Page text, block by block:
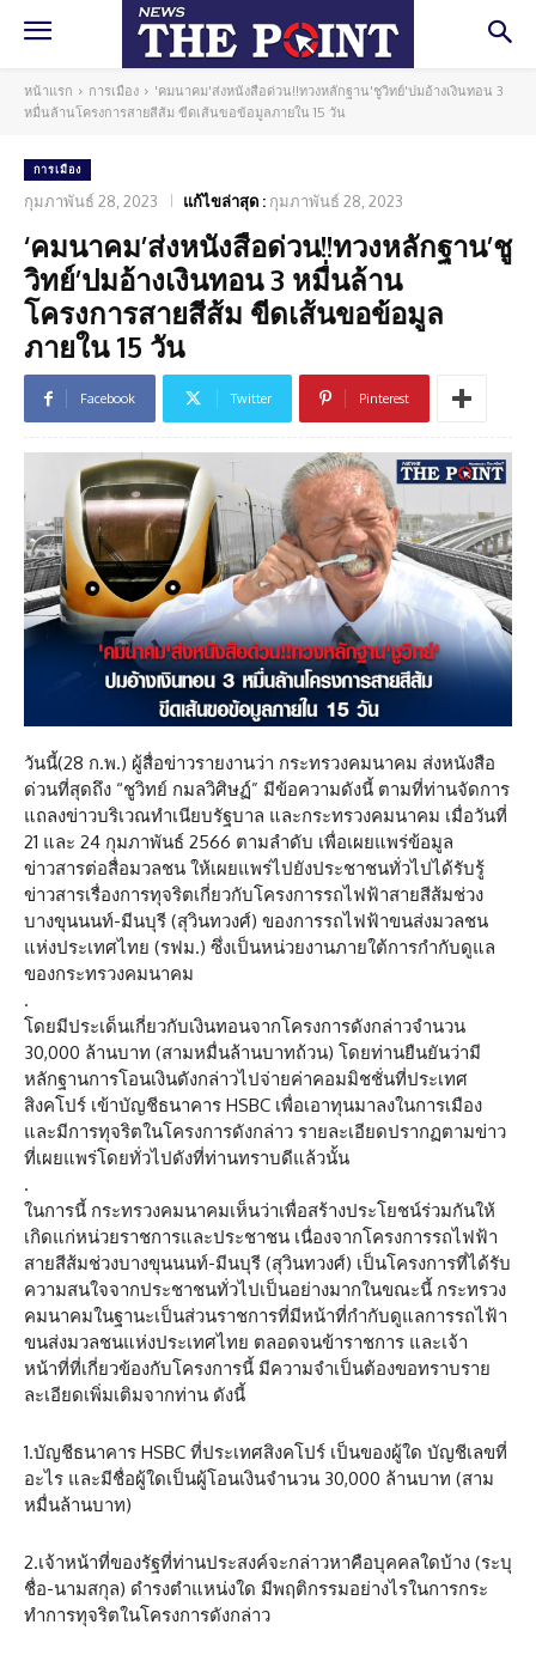
หน้าแรก การเมือง
'คมนาคม'ส่งหนังสือด่วน!!ทวงหลักฐาน'ชูวิทย์'ปมอ้างเงินทอน 3
หมื่นล้านโครงการสายสีส้ม ขีดเส้นขอข้อมูลภายใน 15 วัน
การเมือง
กุมภาพันธ์ 28, 2023 แก้ไขล่าสุด : กุมภาพันธ์ 28, 2023
‘คมนาคม’ส่งหนังสือด่วน!!ทวงหลักฐาน’ชู
วิทย์’ปมอ้างเงินทอน 3 หมื่นล้าน
โครงการสายสีส้ม ขีดเส้นขอข้อมูล
ภายใน 15 วัน
Facebook Twitter Pinterest
วันนี้(28 ก.พ.) ผู้สื่อข่าวรายงานว่า กระทรวงคมนาคม ส่งหนังสือ
ด่วนที่สุดถึง “ชูวิทย์ กมลวิศิษฏ์” มีข้อความดังนี้ ตามที่ท่านจัดการ
แถลงข่าวบริเวณทำเนียบรัฐบาล และกระทรวงคมนาคม เมื่อวันที่
21 และ 24 กุมภาพันธ์ 2566 ตามลำดับ เพื่อเผยแพร่ข้อมูล
ข่าวสารต่อสื่อมวลชน ให้เผยแพร่ไปยังประชาชนทั่วไปได้รับรู้
ข่าวสารเรื่องการทุจริตเกี่ยวกับโครงการรถไฟฟ้าสายสีส้มช่วง
บางขุนนนท์-มีนบุรี (สุวินทวงศ์) ของการรถไฟฟ้าขนส่งมวลชน
แห่งประเทศไทย (รฟม.) ซึ่งเป็นหน่วยงานภายใต้การกำกับดูแล
ของกระทรวงคมนาคม
.
โดยมีประเด็นเกี่ยวกับเงินทอนจากโครงการดังกล่าวจำนวน
30,000 ล้านบาท (สามหมื่นล้านบาทถ้วน) โดยท่านยืนยันว่ามี
หลักฐานการโอนเงินดังกล่าวไปจ่ายค่าคอมมิชชั่นที่ประเทศ
สิงคโปร์ เข้าบัญชีธนาคาร HSBC เพื่อเอาทุนมาลงในการเมือง
และมีการทุจริตในโครงการดังกล่าว รายละเอียดปรากฏตามข่าว
ที่เผยแพร่โดยทั่วไปดังที่ท่านทราบดีแล้วนั้น
.
ในการนี้ กระทรวงคมนาคมเห็นว่าเพื่อสร้างประโยชน์ร่วมกันให้
เกิดแก่หน่วยราชการและประชาชน เนื่องจากโครงการรถไฟฟ้า
สายสีส้มช่วงบางขุนนนท์-มีนบุรี (สุวินทวงศ์) เป็นโครงการที่ได้รับ
ความสนใจจากประชาชนทั่วไปเป็นอย่างมากในขณะนี้ กระทรวง
คมนาคมในฐานะเป็นส่วนราชการที่มีหน้าที่กำกับดูแลการรถไฟ้า
ขนส่งมวลชนแห่งประเทศไทย ตลอดจนข้าราชการ และเจ้า
หน้าที่ที่เกี่ยวข้องกับโครงการนี้ มีความจำเป็นต้องขอทราบราย
ละเอียดเพิ่มเติมจากท่าน ดังนี้
1.บัญชีธนาคาร HSBC ที่ประเทศสิงคโปร์ เป็นของผู้ใด บัญชีเลขที่
อะไร และมีชื่อผู้ใดเป็นผู้โอนเงินจำนวน 30,000 ล้านบาท (สาม
หมื่นล้านบาท)
2.เจ้าหน้าที่ของรัฐที่ท่านประสงค์จะกล่าวหาคือบุคคลใดบ้าง (ระบุ
ชื่อ-นามสกุล) ดำรงตำแหน่งใด มีพฤติกรรมอย่างไรในการกระ
ทำการทุจริตในโครงการดังกล่าว